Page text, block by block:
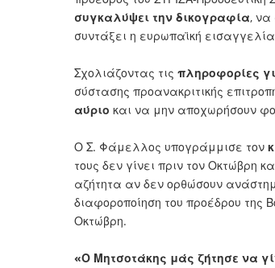
συγκαλύψει την δικογραφία, να
συντάξει η ευρωπαϊκή
Σχολιάζοντας τις πληροφορίες
σύστασης προανακριτικής
αύριο και να μην αποχωρήσουν
Ο Σ. Φάμελλος υπογράμμισε τον
τους δεν γίνει πριν τον Οκτώβρη
αζήτητα αν δεν ορθώσουν
διαφοροποίηση του προέδρου
Οκτώβρη.
«Ο Μητσοτάκης μάς ζήτησε να